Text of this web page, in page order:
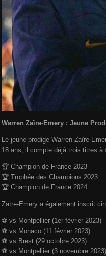
Warren Zaïre-Emery : Jeune
Le jeune prodige Warren Zaïre-
18 ans, il compte déjà trois titres à
🏆 Champion de France 2023
🏆 Trophée des Champions 2023
🏆 Champion de France 2024
Zaïre-Emery a également inscrit
⚽️ vs Montpellier (1er février 2023)
⚽️ vs Monaco (11 février 2023)
⚽️ vs Brest (29 octobre 2023)
⚽️ vs Montpellier (3 novembre 2023)